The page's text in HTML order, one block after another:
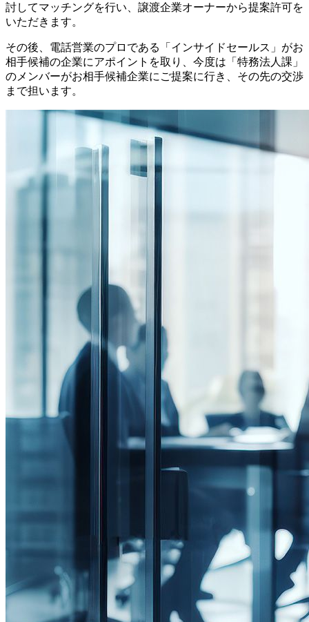
討してマッチングを行い、譲渡企業オーナーから提案許可を
いただきます。
その後、電話営業のプロである「インサイドセールス」がお
相手候補の企業にアポイントを取り、今度は「特務法人課」
のメンバーがお相手候補企業にご提案に行き、その先の交渉
まで担います。